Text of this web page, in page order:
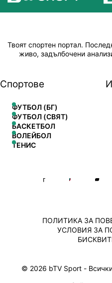
Твоят спортен портал.
живо, задълбочени
Спортове
ФУТБОЛ (БГ)
ФУТБОЛ (СВЯТ)
БАСКЕТБОЛ
ВОЛЕЙБОЛ
ТЕНИС
© 2026 bTV Sport -
ПОЛИТИКА ЗА
УСЛОВИЯ ЗА